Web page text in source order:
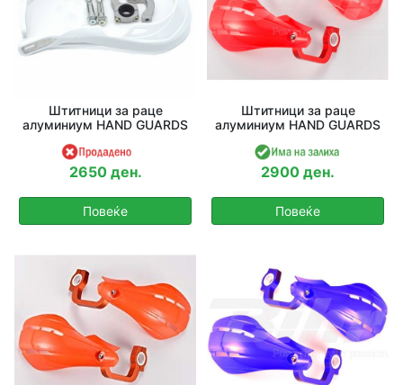
Штитници за раце
алуминиум HAND GUARDS
2650 ден.
Повеќе
Штитници за раце
алуминиум HAND GUARDS
2900 ден.
Повеќе